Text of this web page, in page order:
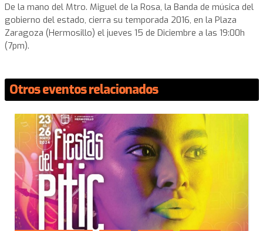
De la mano del Mtro. Miguel de la Rosa, la Banda de música del
gobierno del estado, cierra su temporada 2016, en la Plaza
Zaragoza (Hermosillo) el jueves 15 de Diciembre a las 19:00h
(7pm).
Otros eventos relacionados